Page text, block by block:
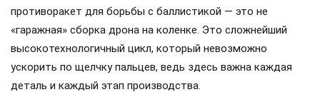
противоракет для борьбы с баллистикой — это не
«гаражная» сборка дрона на коленке. Это сложнейший
высокотехнологичный цикл, который невозможно
ускорить по щелчку пальцев, ведь здесь важна каждая
деталь и каждый этап производства.